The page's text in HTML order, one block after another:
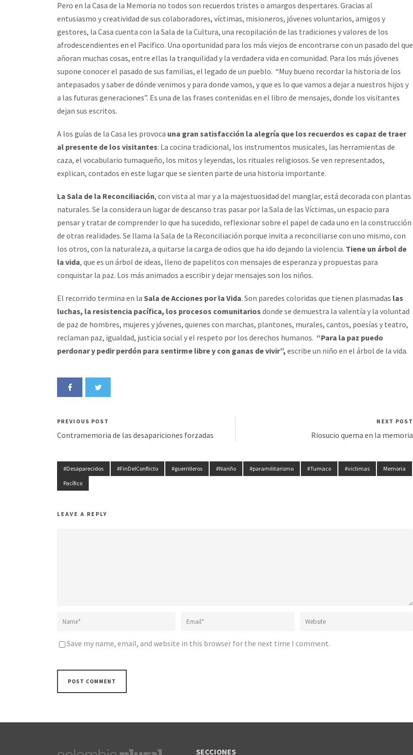
Pero en la Casa de la Memoria no todos son recuerdos tristes o amargos despertares. Gracias al
entusiasmo y creatividad de sus colaboradores, víctimas, misioneros, jóvenes voluntarios, amigos y
gestores, la Casa cuenta con la Sala de la Cultura, una recopilación de las tradiciones y valores de los
afrodescendientes en el Pacifico. Una oportunidad para los más viejos de encontrarse con un pasado del que
añoran muchas cosas, entre ellas la tranquilidad y la verdadera vida en comunidad. Para los más jóvenes
supone conocer el pasado de sus familias, el legado de un pueblo. “Muy bueno recordar la historia de los
antepasados y saber de dónde venimos y para donde vamos, y que es lo que vamos a dejar a nuestros hijos y
a las futuras generaciones”. Es una de las frases contenidas en el libro de mensajes, donde los visitantes
dejan sus escritos.
A los guías de la Casa les provoca una gran satisfacción la alegría que los recuerdos es capaz de traer
al presente de los visitantes: La cocina tradicional, los instrumentos musicales, las herramientas de
caza, el vocabulario tumaqueño, los mitos y leyendas, los rituales religiosos. Se ven representados,
explican, contados en este lugar que se sienten parte de una historia importante.
La Sala de la Reconciliación, con vista al mar y a la majestuosidad del manglar, está decorada con plantas
naturales. Se la considera un lugar de descanso tras pasar por la Sala de las Víctimas, un espacio para
pensar y tratar de comprender lo que ha sucedido, reflexionar sobre el papel de cada uno en la construcción
de otras realidades. Se llama la Sala de la Reconciliación porque invita a reconciliarse con uno mismo, con
los otros, con la naturaleza, a quitarse la carga de odios que ha ido dejando la violencia. Tiene un árbol de
la vida, que es un árbol de ideas, lleno de papelitos con mensajes de esperanza y propuestas para
conquistar la paz. Los más animados a escribir y dejar mensajes son los niños.
El recorrido termina en la Sala de Acciones por la Vida. Son paredes coloridas que tienen plasmadas las
luchas, la resistencia pacífica, los procesos comunitarios donde se demuestra la valentía y la voluntad
de paz de hombres, mujeres y jóvenes, quienes con marchas, plantones, murales, cantos, poesías y teatro,
reclaman paz, igualdad, justicia social y el respeto por los derechos humanos. “Para la paz puedo
perdonar y pedir perdón para sentirme libre y con ganas de vivir”, escribe un niño en el árbol de la vida.
PREVIOUS POST
Contramemoria de las desapariciones forzadas
NEXT POST
Riosucio quema en la memoria
#Desaparecidos #FinDelConflicto #guerrilleros #Nariño #paramilitarismo #Tumaco #victimas
Memoria
Pacífico
LEAVE A REPLY
Save my name, email, and website in this browser for the next time I comment.
SECCIONES